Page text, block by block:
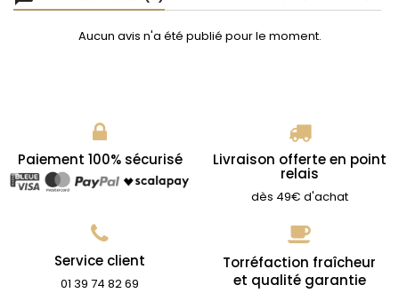
Aucun avis n'a été publié pour le moment.
Paiement 100% sécurisé Livraison offerte en point
relais
dès 49€ d'achat
Service client
01 39 74 82 69
Torréfaction fraîcheur
et qualité garantie